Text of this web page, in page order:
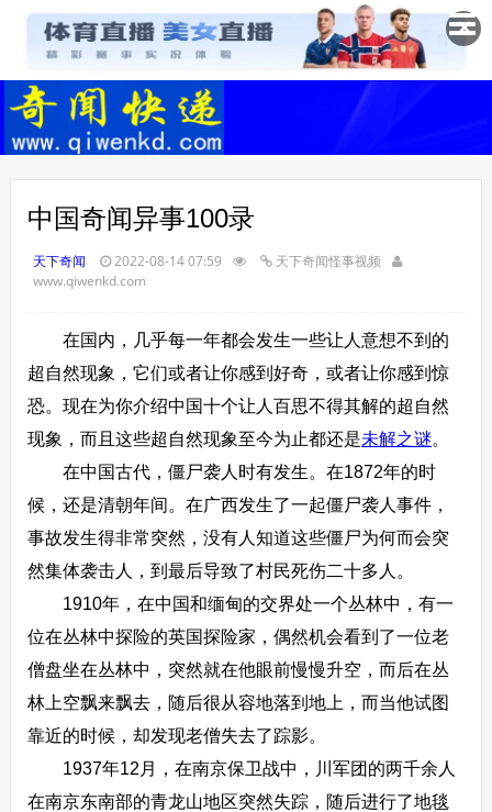
✕
中国奇闻异事100录
天下奇闻 2022-08-14 07:59
天下奇闻怪事视频
www.qiwenkd.com
在国内，几乎每一年都会发生一些让人意想不到的
超自然现象，它们或者让你感到好奇，或者让你感到惊
恐。现在为你介绍中国十个让人百思不得其解的超自然
现象，而且这些超自然现象至今为止都还是未解之谜。
在中国古代，僵尸袭人时有发生。在1872年的时
候，还是清朝年间。在广西发生了一起僵尸袭人事件，
事故发生得非常突然，没有人知道这些僵尸为何而会突
然集体袭击人，到最后导致了村民死伤二十多人。
1910年，在中国和缅甸的交界处一个丛林中，有一
位在丛林中探险的英国探险家，偶然机会看到了一位老
僧盘坐在丛林中，突然就在他眼前慢慢升空，而后在丛
林上空飘来飘去，随后很从容地落到地上，而当他试图
靠近的时候，却发现老僧失去了踪影。
1937年12月，在南京保卫战中，川军团的两千余人
在南京东南部的青龙山地区突然失踪，随后进行了地毯